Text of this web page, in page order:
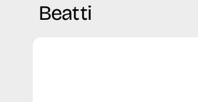
Beatti